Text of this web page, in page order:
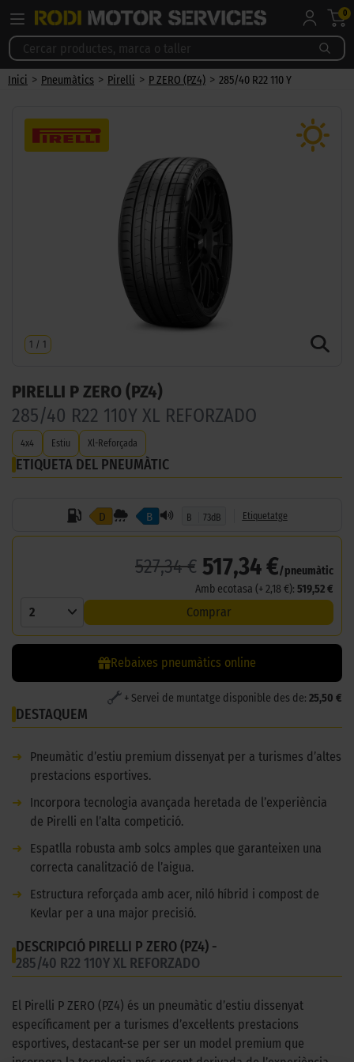
0
Inici > Pneumàtics > Pirelli > P ZERO (PZ4) > 285/40 R22 110 Y
1 / 1
PIRELLI P ZERO (PZ4)
285/40 R22 110Y XL REFORZADO
4x4 Estiu Xl-Reforçada
ETIQUETA DEL PNEUMÀTIC
D B B 73dB Etiquetatge
527,34 € 517,34 €/pneumàtic
Amb ecotasa (+ 2,18 €): 519,52 €
2 Comprar
Rebaixes pneumàtics online
+ Servei de muntatge disponible des de: 25,50 €
DESTAQUEM
➜
Pneumàtic d’estiu premium dissenyat per a turismes d’altes
prestacions esportives.
➜
Incorpora tecnologia avançada heretada de l’experiència
de Pirelli en l’alta competició.
➜
Espatlla robusta amb solcs amples que garanteixen una
correcta canalització de l’aigua.
➜
Estructura reforçada amb acer, niló híbrid i compost de
Kevlar per a una major precisió.
DESCRIPCIÓ PIRELLI P ZERO (PZ4) -
285/40 R22 110Y XL REFORZADO
El Pirelli P ZERO (PZ4) és un pneumàtic d’estiu dissenyat
específicament per a turismes d’excel·lents prestacions
esportives, destacant-se per ser un model premium que